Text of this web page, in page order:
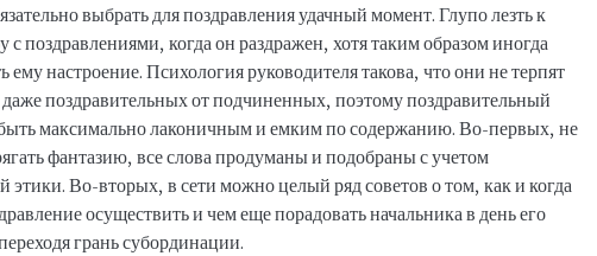
выбрать для поздравления удачный момент. Глупо лезть к
с поздравлениями, когда он раздражен, хотя таким образом иногда
ему настроение. Психология руководителя такова, что они не терпят
поздравительных от подчиненных, поэтому поздравительный
максимально лаконичным и емким по содержанию. Во-первых, не
фантазию, все слова продуманы и подобраны с учетом
этики. Во-вторых, в сети можно целый ряд советов о том, как и когда
осуществить и чем еще порадовать начальника в день его
грань субординации.